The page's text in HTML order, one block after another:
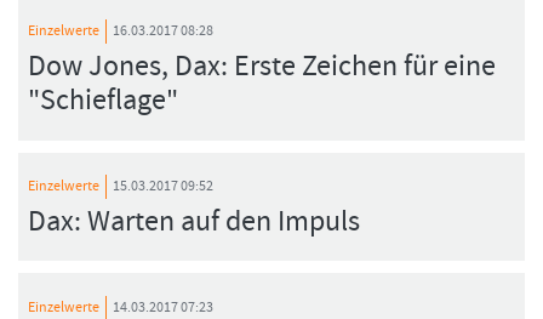
Einzelwerte 16.03.2017 08:28
Dow Jones, Dax: Erste Zeichen für eine
"Schieflage"
Einzelwerte 15.03.2017 09:52
Dax: Warten auf den Impuls
Einzelwerte 14.03.2017 07:23